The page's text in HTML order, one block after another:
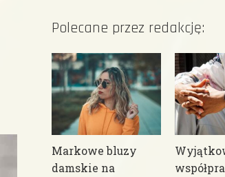
Polecane przez redakcję:
Markowe bluzy
damskie na